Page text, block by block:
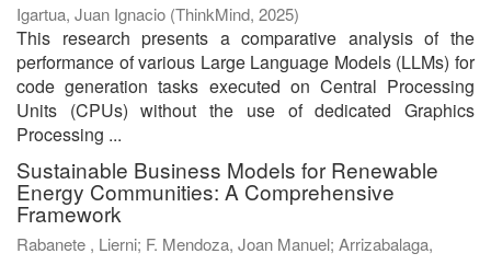
Igartua, Juan Ignacio (ThinkMind, 2025)
This research presents a comparative analysis of the
performance of various Large Language Models (LLMs) for
code generation tasks executed on Central Processing
Units (CPUs) without the use of dedicated Graphics
Processing ...
Sustainable Business Models for Renewable
Energy Communities: A Comprehensive
Framework
Rabanete , Lierni; F. Mendoza, Joan Manuel; Arrizabalaga,